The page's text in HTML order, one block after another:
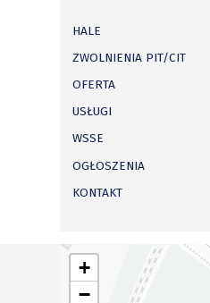
HALE
ZWOLNIENIA PIT/CIT
OFERTA
USŁUGI
WSSE
OGŁOSZENIA
KONTAKT
+
−